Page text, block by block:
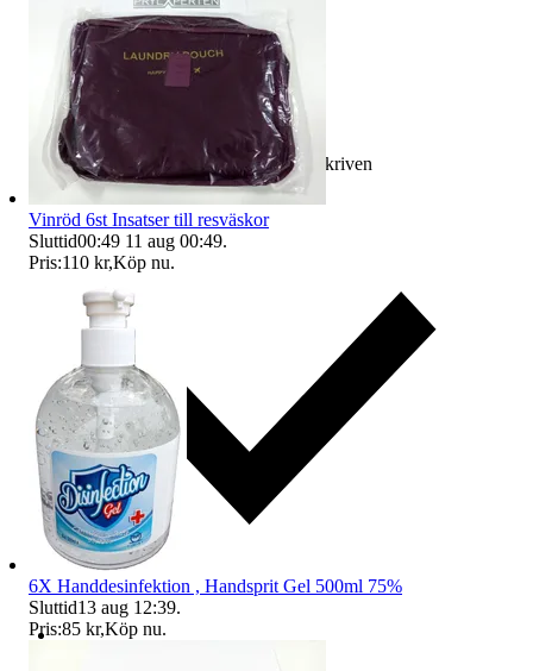
Ersättning om varan inte är som beskriven
Vinröd 6st Insatser till resväskor
Sluttid00:49 11 aug 00:49.
Pris:110 kr,Köp nu.
6X Handdesinfektion , Handsprit Gel 500ml 75%
Sluttid13 aug 12:39.
Pris:85 kr,Köp nu.